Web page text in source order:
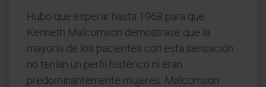
Hubo que esperar hasta 1968 para que
Kenneth Malcomson demostrase que la
mayoría de los pacientes con esta sensación
no tenían un perfil histérico ni eran
predominantemente mujeres. Malcomson